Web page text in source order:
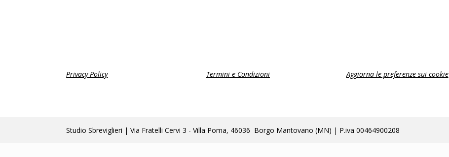
Privacy Policy Termini e Condizioni Aggiorna le preferenze sui cookie
Studio Sbreviglieri | Via Fratelli Cervi 3 - Villa Poma, 46036 Borgo Mantovano (MN) | P.iva 00464900208